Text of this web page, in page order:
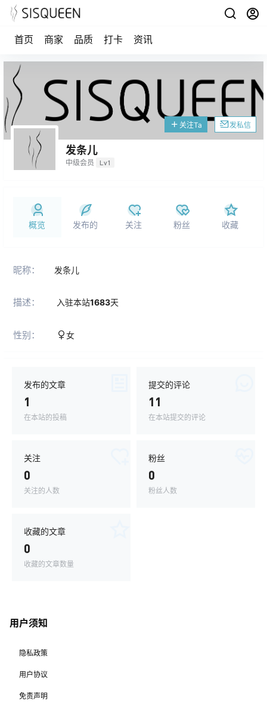
首页 商家 品质 打卡 资讯
发条儿
中级会员 Lv1
关注Ta 发私信
概览 发布的 关注 粉丝 收藏
昵称： 发条儿
描述： 入驻本站1683天
性别： 女
发布的文章
1
在本站的投稿
提交的评论
11
在本站提交的评论
关注
0
关注的人数
粉丝
0
粉丝人数
收藏的文章
0
收藏的文章数量
用户须知
隐私政策
用户协议
免责声明